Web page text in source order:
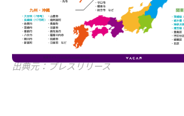
出典元：プレスリリース